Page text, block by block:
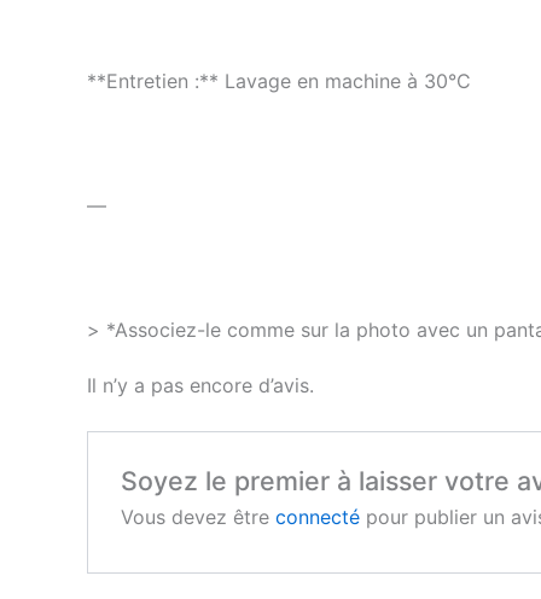
**Entretien :** Lavage en machine à 30°C
—
> *Associez-le comme sur la photo avec un
Il n’y a pas encore d’avis.
Soyez le premier à laisser votre
Vous devez être connectépour publier un